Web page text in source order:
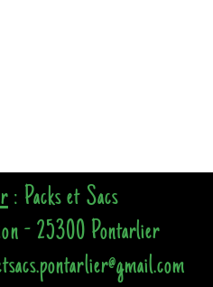
: Packs et Sacs
- 25300 Pontarlier